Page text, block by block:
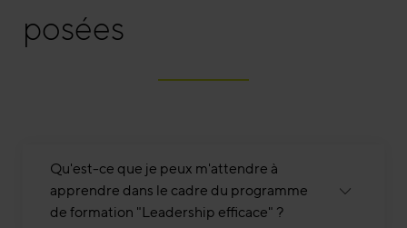
posées
Qu'est-ce que je peux m'attendre à
apprendre dans le cadre du programme
de formation "Leadership efficace" ?